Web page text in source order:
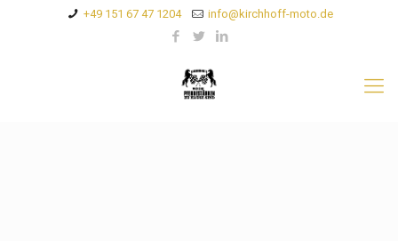
+49 151 67 47 1204 info@kirchhoff-moto.de